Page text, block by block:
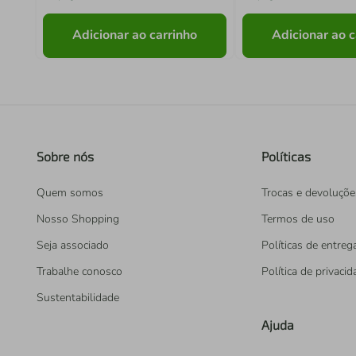
Adicionar ao carrinho Adicionar ao
Sobre nós
Quem somos
Nosso Shopping
Seja associado
Trabalhe conosco
Sustentabilidade
Políticas
Trocas e
Termos de uso
Políticas de
Política de
Ajuda